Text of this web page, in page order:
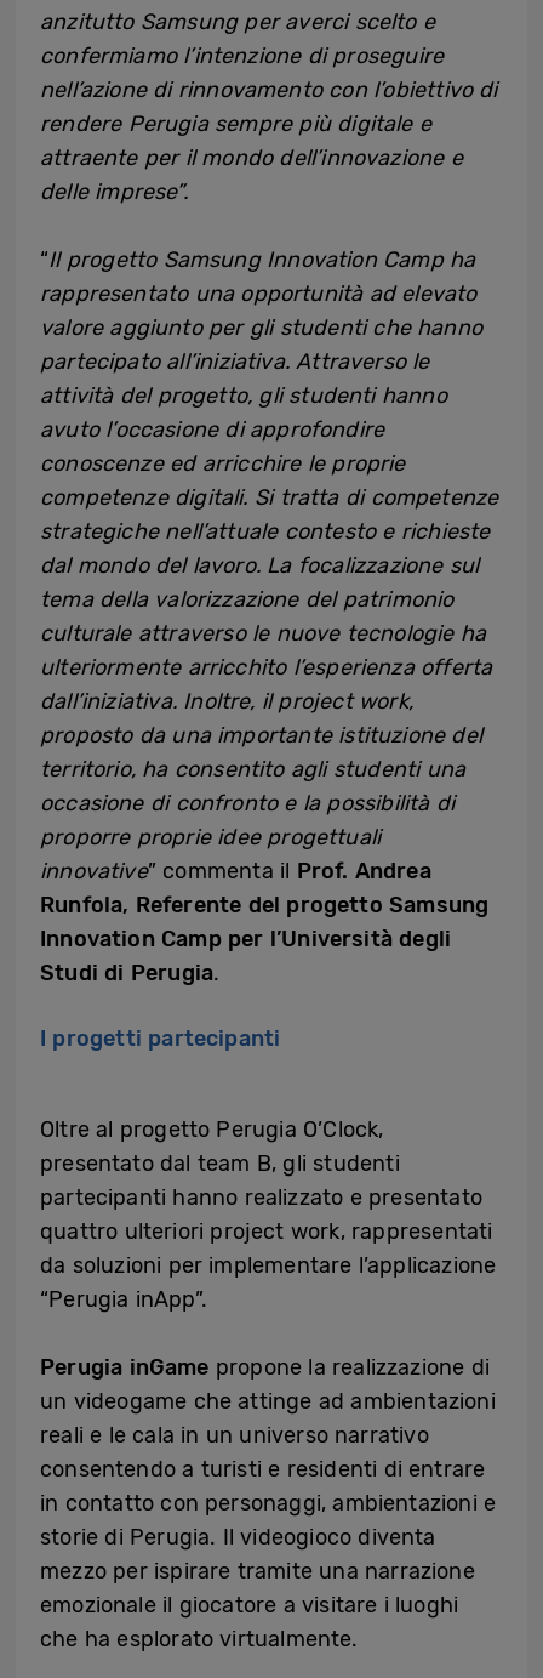
anzitutto Samsung per averci scelto e
confermiamo l’intenzione di proseguire
nell’azione di rinnovamento con l’obiettivo di
rendere Perugia sempre più digitale e
attraente per il mondo dell’innovazione e
delle imprese”.
“Il progetto Samsung Innovation Camp ha
rappresentato una opportunità ad elevato
valore aggiunto per gli studenti che hanno
partecipato all’iniziativa. Attraverso le
attività del progetto, gli studenti hanno
avuto l’occasione di approfondire
conoscenze ed arricchire le proprie
competenze digitali. Si tratta di competenze
strategiche nell’attuale contesto e richieste
dal mondo del lavoro. La focalizzazione sul
tema della valorizzazione del patrimonio
culturale attraverso le nuove tecnologie ha
ulteriormente arricchito l’esperienza offerta
dall’iniziativa. Inoltre, il project work,
proposto da una importante istituzione del
territorio, ha consentito agli studenti una
occasione di confronto e la possibilità di
proporre proprie idee progettuali
innovative” commenta il Prof. Andrea
Runfola, Referente del progetto Samsung
Innovation Camp per l’Università degli
Studi di Perugia.
I progetti partecipanti
Oltre al progetto Perugia O’Clock,
presentato dal team B, gli studenti
partecipanti hanno realizzato e presentato
quattro ulteriori project work, rappresentati
da soluzioni per implementare l’applicazione
“Perugia inApp”.
Perugia inGame propone la realizzazione di
un videogame che attinge ad ambientazioni
reali e le cala in un universo narrativo
consentendo a turisti e residenti di entrare
in contatto con personaggi, ambientazioni e
storie di Perugia. Il videogioco diventa
mezzo per ispirare tramite una narrazione
emozionale il giocatore a visitare i luoghi
che ha esplorato virtualmente.